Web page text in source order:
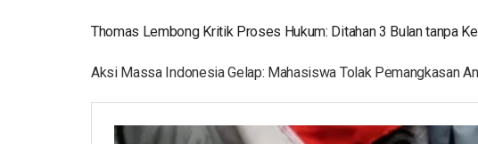
Thomas Lembong Kritik Proses Hukum: Ditahan 3 Bulan tanpa
Aksi Massa Indonesia Gelap: Mahasiswa Tolak Pemangkasan